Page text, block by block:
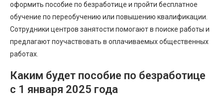
оформить пособие по безработице и пройти бесплатное
обучение по переобучению или повышению квалификации.
Сотрудники центров занятости помогают в поиске работы и
предлагают поучаствовать в оплачиваемых общественных
работах.
Каким будет пособие по безработице
с 1 января 2025 года